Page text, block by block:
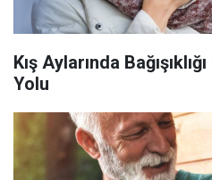
Kış Aylarında
Yolu